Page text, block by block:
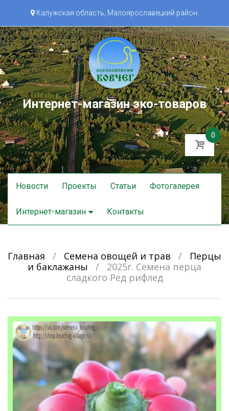
Калужская область, Малоярославецкий район.
Интернет-магазин эко-товаров
0
Skip
to
Новости Проекты Статьи Фотогалерея
Интернет-магазин Контакты
Главная / Семена овощей и трав /
Перцы
и баклажаны
/
2025г. Семена перца
сладкого Ред рифлед